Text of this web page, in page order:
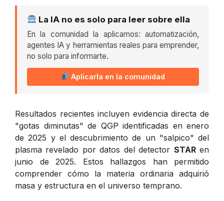
La IA no es solo para leer sobre ella
En la comunidad la aplicamos: automatización,
agentes IA y herramientas reales para emprender,
no solo para informarte.
Aplicarla en la comunidad
Resultados recientes incluyen evidencia directa de
"gotas diminutas" de QGP identificadas en enero
de 2025 y el descubrimiento de un "salpico" del
plasma revelado por datos del detector STARen
junio de 2025. Estos hallazgos han permitido
comprender cómo la materia ordinaria adquirió
masa y estructura en el universo temprano.